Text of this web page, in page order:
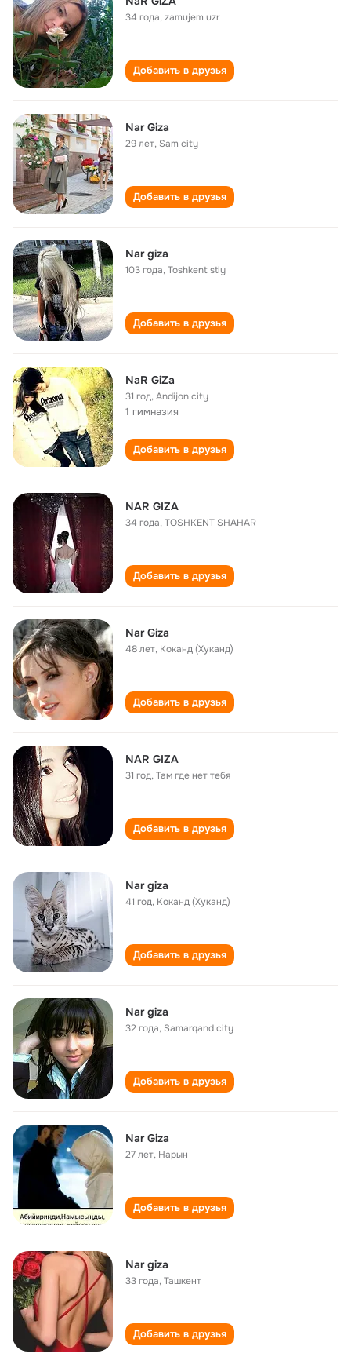
34 года,zamujem uzr
Добавить в друзья
Nar Giza
29 лет, Sam city
Добавить в друзья
Nar giza
103 года,Toshkent stiy
Добавить в друзья
NaR GiZa
31 год,Andijon city
1 гимназия
Добавить в друзья
NAR GIZA
34 года,TOSHKENT SHAHAR
Добавить в друзья
Nar Giza
48 лет, Коканд (Хуканд)
Добавить в друзья
NAR GIZA
31 год,Там где нет тебя
Добавить в друзья
Nar giza
41 год, Коканд (Хуканд)
Добавить в друзья
Nar giza
32 года, Samarqand city
Добавить в друзья
Nar Giza
27 лет, Нарын
Добавить в друзья
Nar giza
33 года,Ташкент
Добавить в друзья